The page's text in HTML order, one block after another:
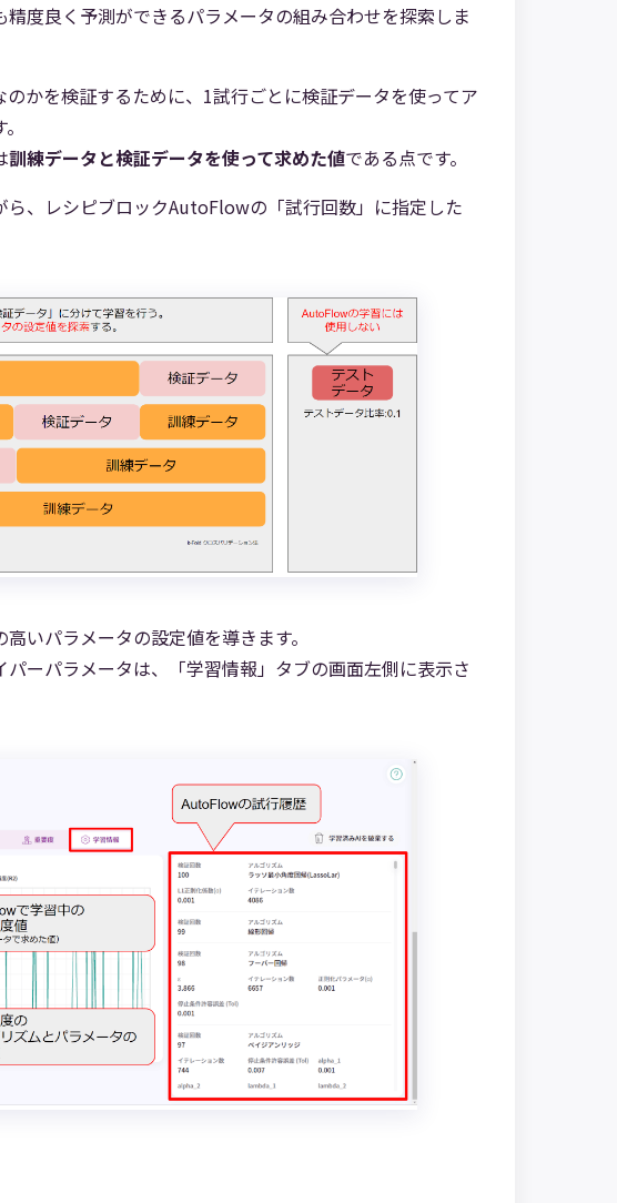
度良く予測ができるパラメータの組み合わせを探索しま
かを検証するために、1試行ごとに検証データを使ってア
訓練データと検証データを使って求めた値である点です。
ら、レシピブロックAutoFlowの「試行回数」に指定した
いパラメータの設定値を導きます。
ーパラメータは、「学習情報」タブの画面左側に表示さ